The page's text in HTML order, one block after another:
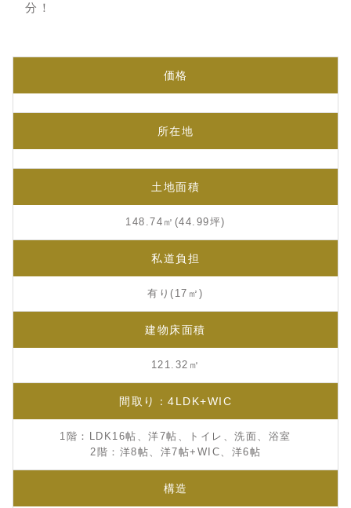
分！
価格
所在地
土地面積
148.74㎡(44.99坪)
私道負担
有り(17㎡)
建物床面積
121.32㎡
間取り：4LDK+WIC
1階：LDK16帖、洋7帖、トイレ、洗面、浴室
2階：洋8帖、洋7帖+WIC、洋6帖
構造